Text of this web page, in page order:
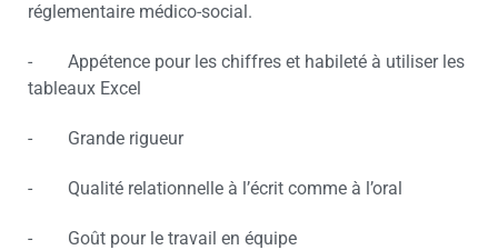
réglementaire médico-social.
- Appétence pour les chiffres et habileté à utiliser les
tableaux Excel
- Grande rigueur
- Qualité relationnelle à l’écrit comme à l’oral
- Goût pour le travail en équipe